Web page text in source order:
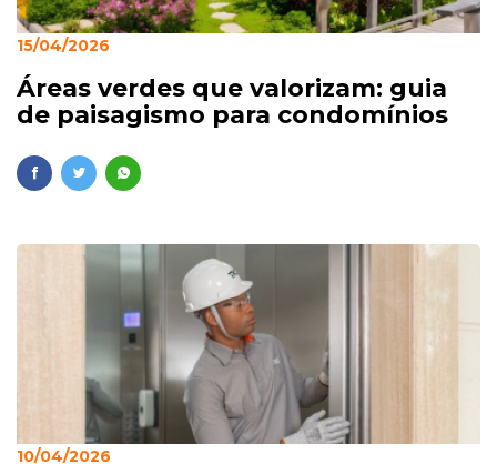
15/04/2026
Áreas verdes que valorizam: guia
de paisagismo para condomínios
10/04/2026